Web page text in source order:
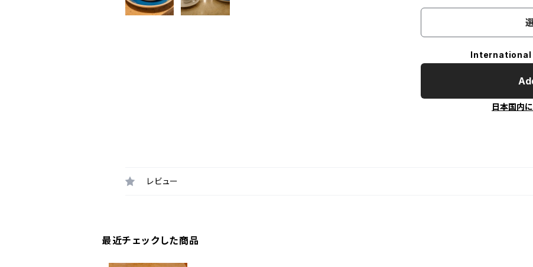
International
日本国内
レビュー
最近チェックした商品